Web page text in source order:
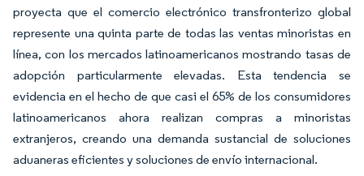
proyecta que el comercio electrónico transfronterizo global
represente una quinta parte de todas las ventas minoristas en
línea, con los mercados latinoamericanos mostrando tasas de
adopción particularmente elevadas. Esta tendencia se
evidencia en el hecho de que casi el 65% de los consumidores
latinoamericanos ahora realizan compras a minoristas
extranjeros, creando una demanda sustancial de soluciones
aduaneras eficientes y soluciones de envío internacional.